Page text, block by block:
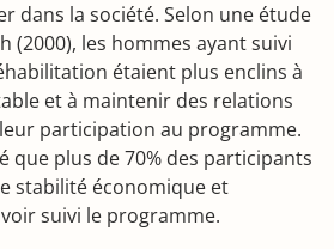
dans la société. Selon une étude
(2000), les hommes ayant suivi
étaient plus enclins à
et à maintenir des relations
participation au programme.
que plus de 70% des participants
stabilité économique et
suivi le programme.